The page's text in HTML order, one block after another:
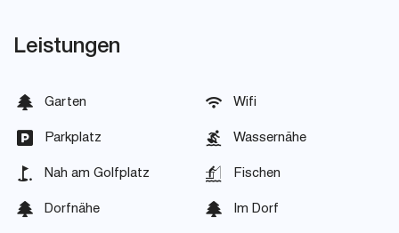
Leistungen
Garten Wifi
Parkplatz Wassernähe
Nah am Golfplatz Fischen
Dorfnähe Im Dorf